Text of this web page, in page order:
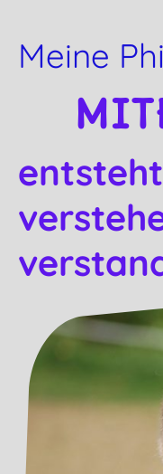
Meine